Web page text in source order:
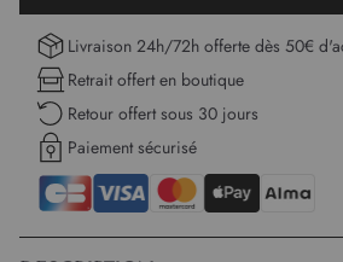
Livraison 24h/72h offerte dès 50€
Retrait offert en boutique
Retour offert sous 30 jours
Paiement sécurisé